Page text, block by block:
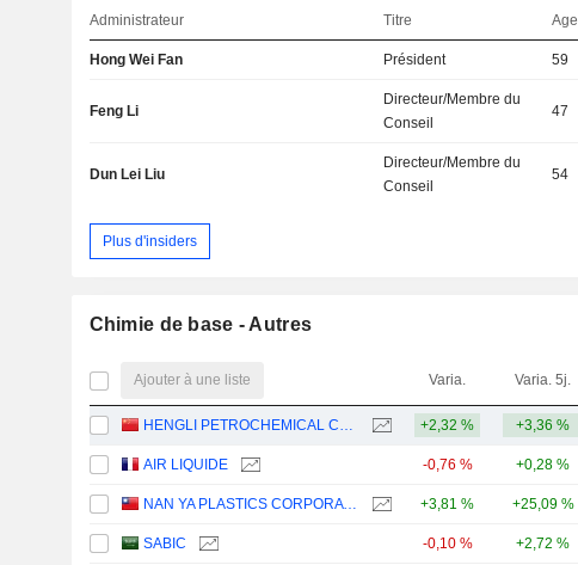
Administrateur Titre Age
Hong Wei Fan Président 59
Feng Li
Directeur/Membre du
Conseil
47
Dun Lei Liu
Directeur/Membre du
Conseil
54
Plus d'insiders
Chimie de base - Autres
Ajouter à une liste Varia. Varia. 5j.
HENGLI PETROCHEMICAL CO.,LTD. +2,32 % +3,36 %
AIR LIQUIDE -0,76 % +0,28 %
NAN YA PLASTICS CORPORATION +3,81 % +25,09 %
SABIC -0,10 % +2,72 %